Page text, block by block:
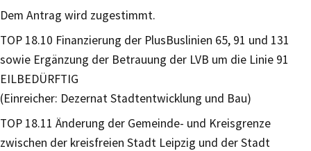
Dem Antrag wird zugestimmt.
TOP 18.10 Finanzierung der PlusBuslinien 65, 91 und 131
sowie Ergänzung der Betrauung der LVB um die Linie 91
EILBEDÜRFTIG
(Einreicher: Dezernat Stadtentwicklung und Bau)
TOP 18.11 Änderung der Gemeinde- und Kreisgrenze
zwischen der kreisfreien Stadt Leipzig und der Stadt